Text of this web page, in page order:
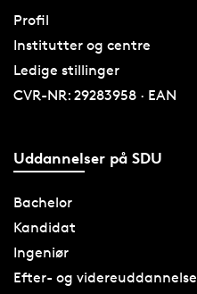
Profil
Institutter og centre
Ledige stillinger
CVR-NR: 29283958 · EAN
Uddannelser på SDU
Bachelor
Kandidat
Ingeniør
Efter- og videreuddannelse